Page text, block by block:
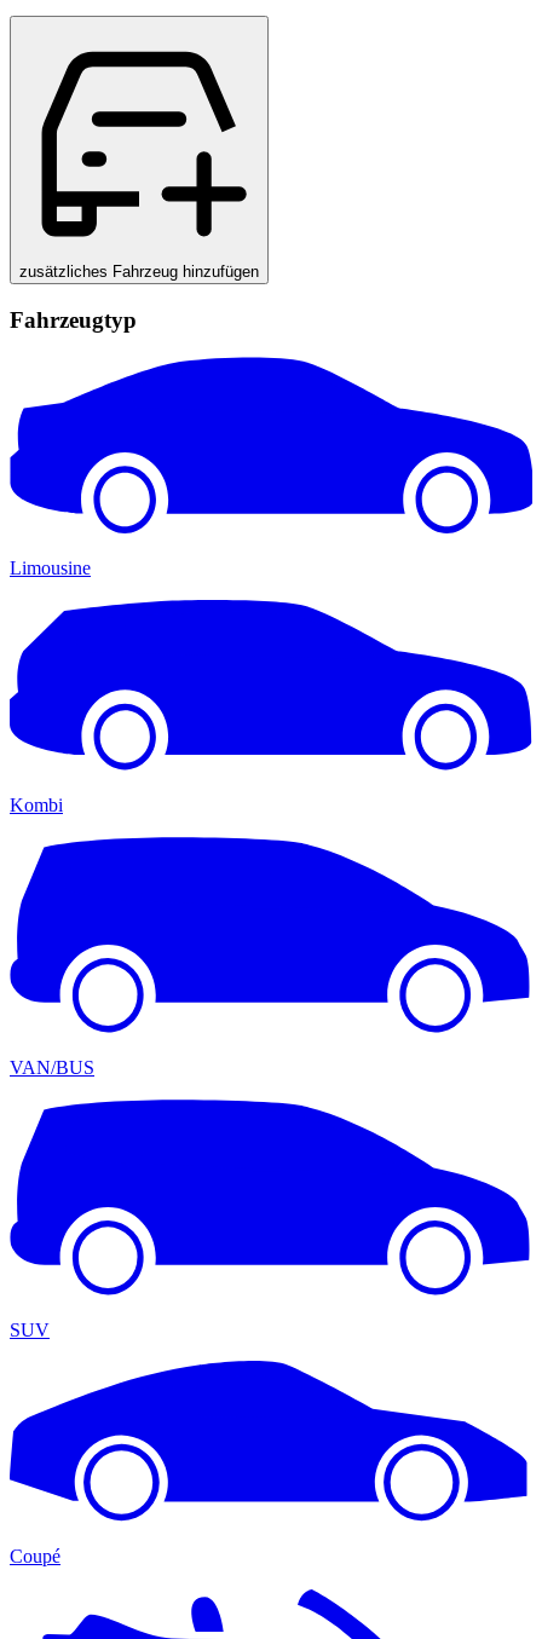
zusätzliches Fahrzeug hinzufügen
Fahrzeugtyp
Limousine
Kombi
VAN/BUS
SUV
Coupé